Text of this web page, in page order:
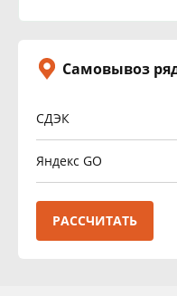
Самовывоз
СДЭК
Яндекс GO
РАССЧИТАТЬ